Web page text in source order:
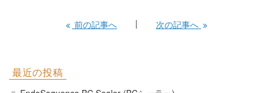
前の記事へ 次の記事へ
最近の投稿